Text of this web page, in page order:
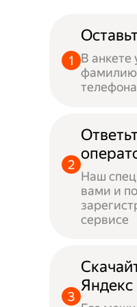
В анкете
телефона
Наш
вами и
сервисе